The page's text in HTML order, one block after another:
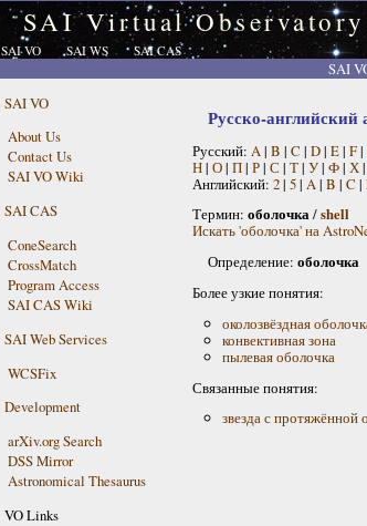
SAI Virtual Observatory
SAI VO SAI WS SAI CAS
SAI
SAI VO
About Us
Contact Us
SAI VO Wiki
SAI CAS
ConeSearch
CrossMatch
Program Access
SAI CAS Wiki
SAI Web Services
WCSFix
Development
arXiv.org Search
DSS Mirror
Astronomical Thesaurus
VO Links
Русско-английский
Русский: A | B | C | D| E| F|
Н| О| П| Р| С | Т| У| Ф| Х|
Английский: 2| 5| A | B | C |
Термин: оболочка/shell
Искать 'оболочка' на
Определение: оболочка
Более узкие понятия:
околозвёздная
конвективная зона
пылевая оболочка
Связанные понятия:
звезда с протяжённой